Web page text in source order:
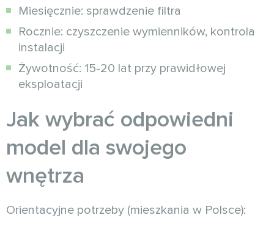
Miesięcznie: sprawdzenie filtra
Rocznie: czyszczenie wymienników, kontrola
instalacji
Żywotność: 15-20 lat przy prawidłowej
eksploatacji
Jak wybrać odpowiedni
model dla swojego
wnętrza
Orientacyjne potrzeby (mieszkania w Polsce):